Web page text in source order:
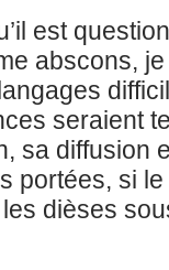
est
abscons,
seraient
sa diffusion
portées, si
dièses